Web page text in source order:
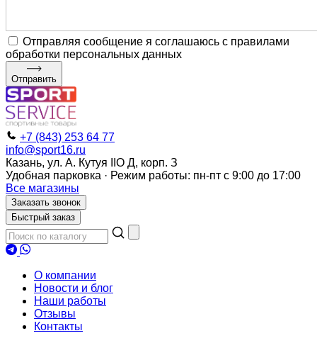
Отправляя сообщение я соглашаюсь с правилами
обработки персональных данных
Отправить
+7 (843) 253 64 77
info@sport16.ru
Казань, ул. А. Кутуя IIO Д, корп. З
Удобная парковка · Режим работы: пн-пт с 9:00 до 17:00
Все магазины
Заказать звонок
Быстрый заказ
О компании
Новости и блог
Наши работы
Отзывы
Контакты